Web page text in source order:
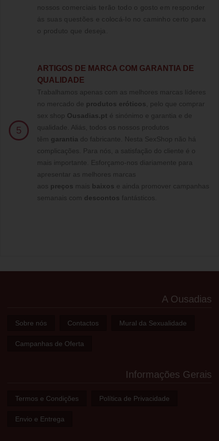
nossos comerciais terão todo o gosto em responder
ás suas questões e colocá-lo no caminho certo para
o produto que deseja.
5
ARTIGOS DE MARCA COM GARANTIA DE
QUALIDADE
Trabalhamos apenas com as melhores marcas líderes
no mercado de produtos eróticos , pelo que comprar
sex shop Ousadias.pt é sinónimo e garantia e de
qualidade. Aliás, todos os nossos produtos
têm garantia do fabricante. Nesta SexShop não há
complicações. Para nós, a satisfação do cliente é o
mais importante. Esforçamo-nos diariamente para
apresentar as melhores marcas
aos preços mais baixos e ainda promover campanhas
semanais com descontos fantásticos.
A Ousadias
Sobre nós Contactos Mural da Sexualidade
Campanhas de Oferta
Informações Gerais
Termos e Condições Política de Privacidade
Envio e Entrega